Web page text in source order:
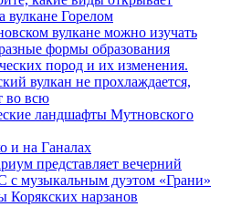
вулкане Горелом
вулкане можно изучать
формы образования
пород и их изменения.
вулкан не прохлаждается,
во всю
ландшафты Мутновского
и на Ганалах
представляет вечерний
музыкальным дуэтом «Грани»
Корякских нарзанов